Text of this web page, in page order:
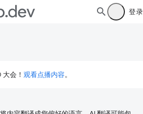
登录
会！ 观看点播内容。